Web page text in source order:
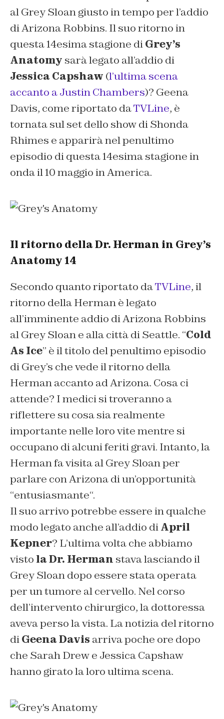
al Grey Sloan giusto in tempo per l’addio
di Arizona Robbins. Il suo ritorno in
questa 14esima stagione diGrey’s
Anatomy sarà legato all’addio di
Jessica Capshaw (l’ultima scena
accanto a Justin Chambers)? Geena
Davis, come riportato daTVLine, è
tornata sul set dello show di Shonda
Rhimes e apparirà nel penultimo
episodio di questa 14esima stagione in
onda il 10 maggio in America.
Il ritorno della Dr. Herman in Grey’s
Anatomy 14
Secondo quanto riportato daTVLine, il
ritorno della Herman è legato
all’imminente addio di Arizona Robbins
al Grey Sloan e alla città di Seattle. “Cold
As Ice” è il titolo del penultimo episodio
di Grey’s che vede il ritorno della
Herman accanto ad Arizona. Cosa ci
attende? I medici si troveranno a
riflettere su cosa sia realmente
importante nelle loro vite mentre si
occupano di alcuni feriti gravi. Intanto, la
Herman fa visita al Grey Sloan per
parlare con Arizona di un’opportunità
“entusiasmante“.
Il suo arrivo potrebbe essere in qualche
modo legato anche all’addio diApril
Kepner? L’ultima volta che abbiamo
visto la Dr. Herman stava lasciando il
Grey Sloan dopo essere stata operata
per un tumore al cervello. Nel corso
dell’intervento chirurgico, la dottoressa
aveva perso la vista. La notizia del ritorno
diGeena Davis arriva poche ore dopo
che Sarah Drew e Jessica Capshaw
hanno girato la loro ultima scena.